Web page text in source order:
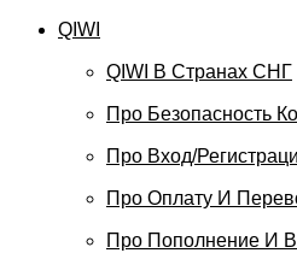
QIWI
QIWI В Странах СНГ
Про Безопасность
Про Вход/
Про Оплату И
Про Пополнение И